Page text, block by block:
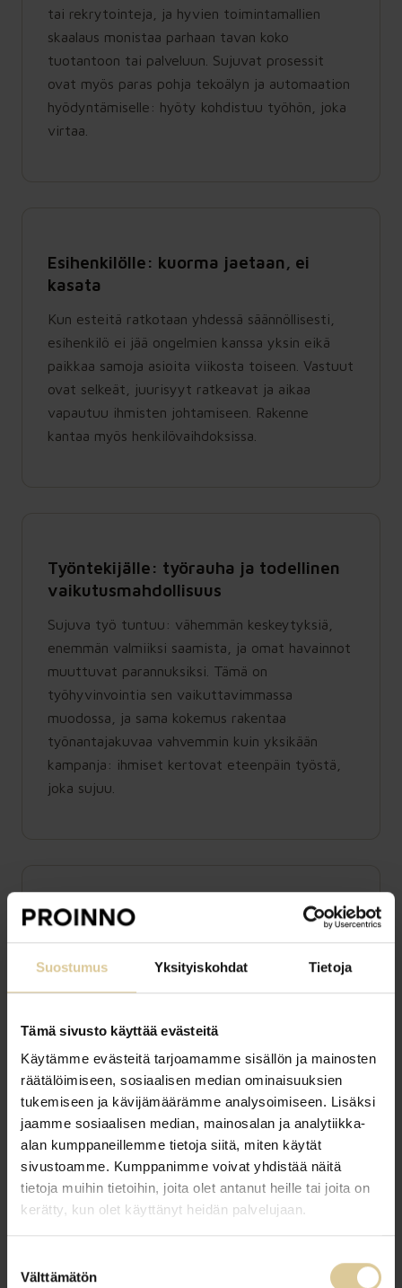
Suostumus Yksityiskohdat Tietoja
Tämä sivusto käyttää evästeitä
Käytämme evästeitä tarjoamamme sisällön ja mainosten
räätälöimiseen, sosiaalisen median ominaisuuksien
tukemiseen ja kävijämäärämme analysoimiseen. Lisäksi
jaamme sosiaalisen median, mainosalan ja analytiikka-
alan kumppaneillemme tietoja siitä, miten käytät
sivustoamme. Kumppanimme voivat yhdistää näitä
tietoja muihin tietoihin, joita olet antanut heille tai joita on
kerätty, kun olet käyttänyt heidän palvelujaan.
valinta
Välttämätön
tai rekrytointeja, ja hyvien toimintamallien
skaalaus monistaa parhaan tavan koko
tuotantoon tai palveluun. Sujuvat prosessit
ovat myös paras pohja tekoälyn ja automaation
hyödyntämiselle: hyöty kohdistuu työhön, joka
virtaa.
Esihenkilölle: kuorma jaetaan, ei
kasata
Kun esteitä ratkotaan yhdessä säännöllisesti,
esihenkilö ei jää ongelmien kanssa yksin eikä
paikkaa samoja asioita viikosta toiseen. Vastuut
ovat selkeät, juurisyyt ratkeavat ja aikaa
vapautuu ihmisten johtamiseen. Rakenne
kantaa myös henkilövaihdoksissa.
Työntekijälle: työrauha ja todellinen
vaikutusmahdollisuus
Sujuva työ tuntuu: vähemmän keskeytyksiä,
enemmän valmiiksi saamista, ja omat havainnot
muuttuvat parannuksiksi. Tämä on
työhyvinvointia sen vaikuttavimmassa
muodossa, ja sama kokemus rakentaa
työnantajakuvaa vahvemmin kuin yksikään
kampanja: ihmiset kertovat eteenpäin työstä,
joka sujuu.
Asiakkaalle: lupaukset pitävät
etenevät sovitussa ajassa, laatu ei vaihtele
kuin ne näkyvät asiakkaalle asti. Sujuvuus on
palvelulupauskampanja ei korvaa.
Organisaatiolle ja omistajalle:
kyky oppia yhdessä jatkuvasti: havaita,